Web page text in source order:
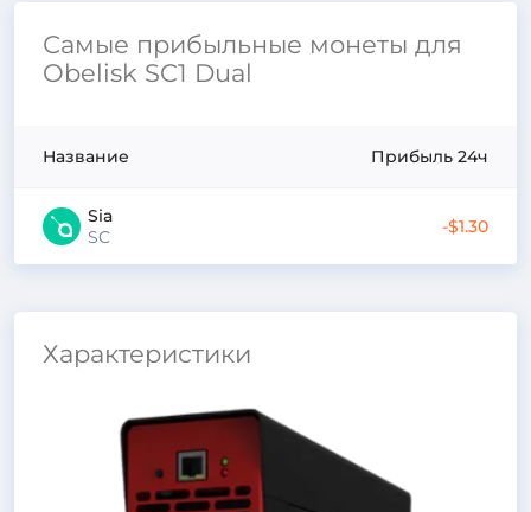
Самые прибыльные монеты для
Obelisk SC1 Dual
Название Прибыль 24ч
Sia
SC
-$1.30
Характеристики